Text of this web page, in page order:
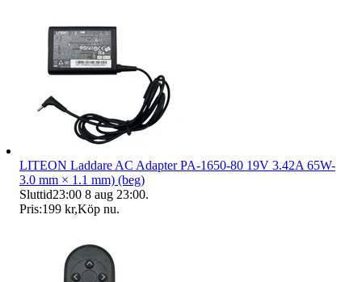
LITEON Laddare AC Adapter PA-1650-80 19V 3.42A 65W-
3.0 mm × 1.1 mm) (beg)
Sluttid23:00 8 aug 23:00.
Pris:199 kr,Köp nu.